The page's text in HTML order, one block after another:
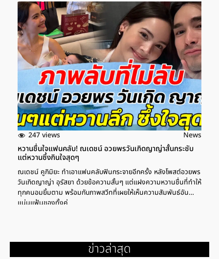
247 views News
หวานชื่นใจแฟนคลับ! ณเดชน์ อวยพรวันเกิดญาญ่าสั้นกระชับ
แต่หวานซึ้งกินใจสุดๆ
ณเดชน์ คูกิมิยะ ทำเอาแฟนคลับฟินกระจายอีกครั้ง หลังโพสต์อวยพร
วันเกิดญาญ่า อุรัสยา ด้วยข้อความสั้นๆ แต่แฝงความหวานชื่นที่ทำให้
ทุกคนอมยิ้มตาม พร้อมกับภาพสวีทที่เผยให้เห็นความสัมพันธ์อัน
แน่นแฟ้นของทั้งคู่
ข่าวล่าสุด